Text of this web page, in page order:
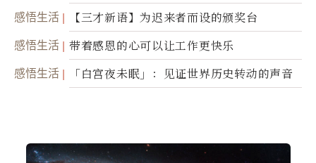
光，带你滑向自己
感悟生活 【三才新语】为迟来者而设的颁奖台
感悟生活 带着感恩的心可以让工作更快乐
感悟生活 「白宫夜未眠」：见证世界历史转动的声音